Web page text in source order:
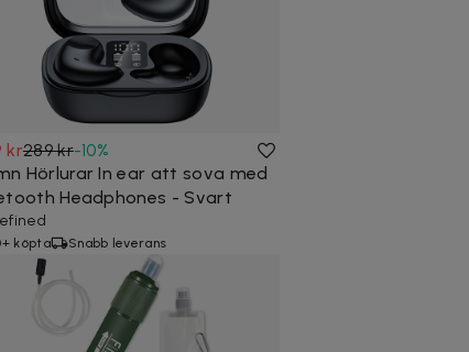
kr289 kr-10%
Hörlurar In ear att sova med
Headphones - Svart
köpta Snabb leverans